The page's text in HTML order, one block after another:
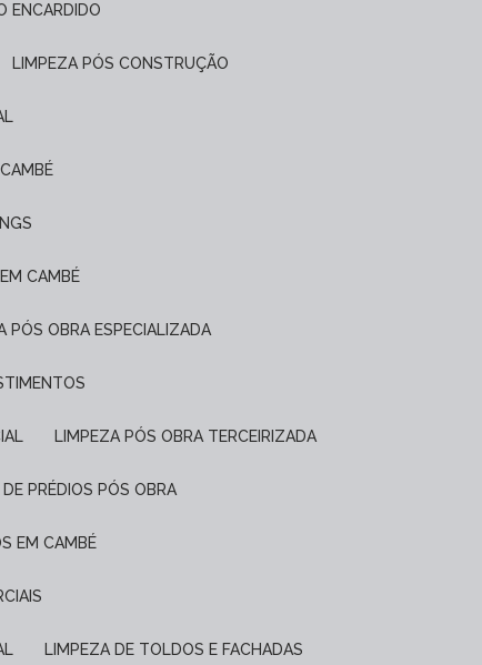
ENCARDIDO
LIMPEZA PÓS CONSTRUÇÃO
CAMBÉ
PÓS OBRA ESPECIALIZADA
LIMPEZA PÓS OBRA TERCEIRIZADA
DE PRÉDIOS PÓS OBRA
EM CAMBÉ
LIMPEZA DE TOLDOS E FACHADAS